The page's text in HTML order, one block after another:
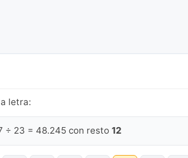
letra:
÷ 23 = 48.245 con resto 12